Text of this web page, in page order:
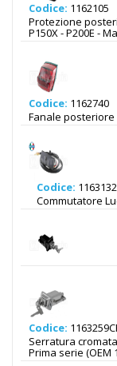
Codice: 1162105
Protezione
P150X - P200E -
Codice: 1162740
Fanale posteriore
Codice: 1163132
Commutatore
Codice:
Serratura cromata
Prima serie (OEM